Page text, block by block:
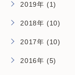
2019年 (1)
2018年 (10)
2017年 (10)
2016年 (5)